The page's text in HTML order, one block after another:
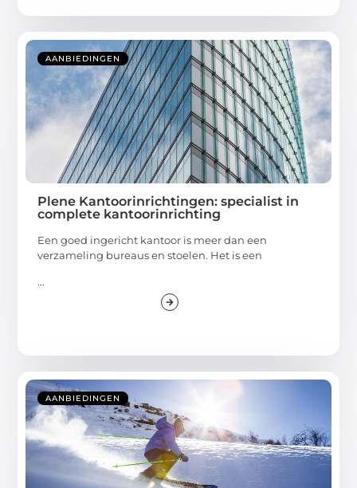
AANBIEDINGEN
Plene Kantoorinrichtingen: specialist in
complete kantoorinrichting
Een goed ingericht kantoor is meer dan een
verzameling bureaus en stoelen. Het is een
...
AANBIEDINGEN